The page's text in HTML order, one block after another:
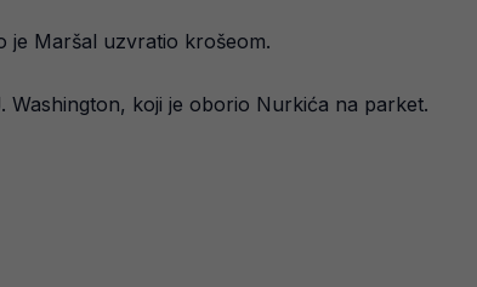
je Maršal uzvratio krošeom.
Washington, koji je oborio Nurkića na parket.